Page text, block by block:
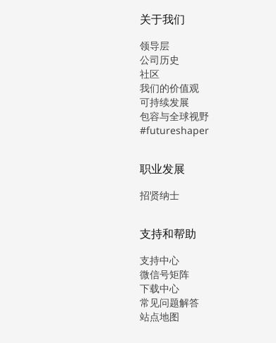
关于我们
领导层
公司历史
社区
我们的价值观
可持续发展
包容与全球视野
#futureshaper
职业发展
招贤纳士
支持和帮助
支持中心
微信号矩阵
下载中心
常见问题解答
站点地图